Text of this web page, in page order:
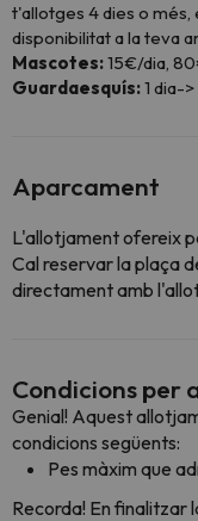
t'allotges 4 dies o
disponibilitat a la teva
Mascotes:15€/dia,
Guardaesquís:1 dia-
Aparcament
L'allotjament ofereix
Cal reservar la plaça
directament amb
Condicions per
Genial! Aquest
condicions següents:
Pes màxim que
Recorda! En finalitzar